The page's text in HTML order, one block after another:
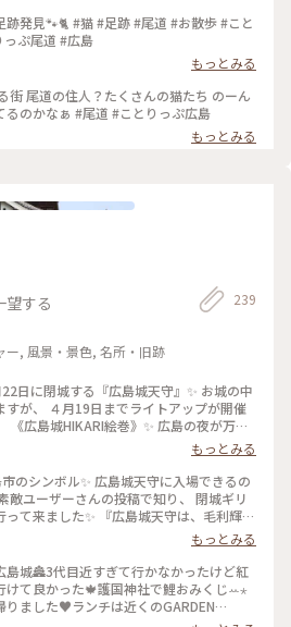
跡発見🐾🐈 #猫 #足跡 #尾道 #お散歩 #こと
っぷ尾道 #広島
もっとみる
街 尾道の住人？たくさんの猫たち のーん
るのかなぁ #尾道 #ことりっぷ広島
もっとみる
望する
ー, 風景・景色, 名所・旧跡
239
すが、 ４月19日までライトアップが開催
島城HIKARI絵巻》✨ 広島の夜が万華
放浪記 #広島県の魅力を発信
もっとみる
敵ユーザーさんの投稿で知り、 閉城ギリ
『広島城天守は、毛利輝元
代に築かれました城で 広島のまちを見守
島復興大博覧会」の会場として、 多くの
されたものが、現在の広島城天守です』
化などの 問題から安全面を考慮し、 令和8
もっとみる
島城🏯3代目近すぎて行かなかったけど紅
けて良かった🍁護国神社で鯉おみくじꕀ⋆
りました♥️ランチは近くのGARDEN